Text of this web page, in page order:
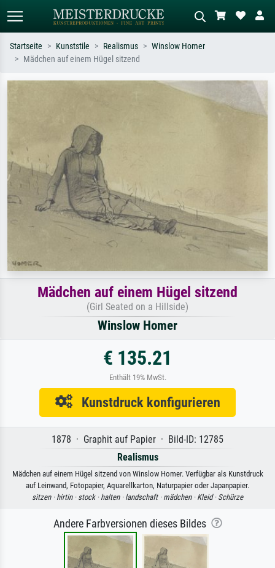
Hokusai, Akt.
Beschreiben Sie die Szene – z.B. Grüne
Wiese, Abstrakt mit viel Rot, Dunkles
Ölgemälde, Stehender Akt neben einem
Startseite Kunststile Realismus
Winslow Homer
Mädchen auf einem Hügel sitzend
Mädchen auf einem Hügel sitzend
(Girl Seated on a Hillside)
Winslow Homer
€ 135.21
Enthält 19% MwSt.
Kunstdruck konfigurieren
1878 · Graphit auf Papier · Bild-ID: 12785
Realismus
Mädchen auf einem Hügel sitzend von Winslow Homer. Verfügbar als Kunstdruck
auf Leinwand, Fotopapier, Aquarellkarton, Naturpapier oder Japanpapier.
sitzen · hirtin · stock · halten · landschaft · mädchen · Kleid · Schürze
Andere Farbversionen dieses Bildes